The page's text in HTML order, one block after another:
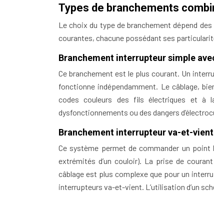
Types de branchements
Le choix du type de branchement dépend
courantes, chacune possédant ses
Branchement interrupteur simple
Ce branchement est le plus courant. Un
fonctionne indépendamment. Le câblage,
codes couleurs des fils électriques et à
dysfonctionnements ou des dangers
Branchement interrupteur va-et-
Ce système permet de commander un
extrémités d’un couloir). La prise de
câblage est plus complexe que pour un
interrupteurs va-et-vient. L’utilisation d’un